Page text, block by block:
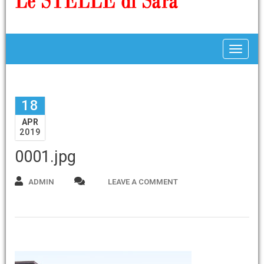
18
APR
2019
0001.jpg
ADMIN LEAVE A COMMENT